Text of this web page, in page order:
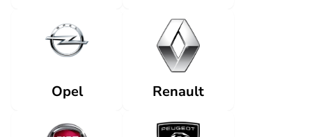
Opel Renault